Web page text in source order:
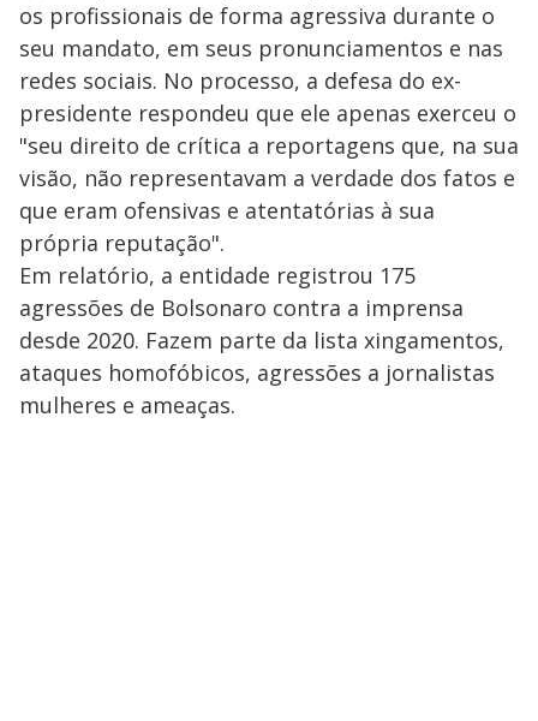
os profissionais de forma agressiva durante o
seu mandato, em seus pronunciamentos e nas
redes sociais. No processo, a defesa do ex-
presidente respondeu que ele apenas exerceu o
"seu direito de crítica a reportagens que, na sua
visão, não representavam a verdade dos fatos e
que eram ofensivas e atentatórias à sua
própria reputação".
Em relatório, a entidade registrou 175
agressões de Bolsonaro contra a imprensa
desde 2020. Fazem parte da lista xingamentos,
ataques homofóbicos, agressões a jornalistas
mulheres e ameaças.